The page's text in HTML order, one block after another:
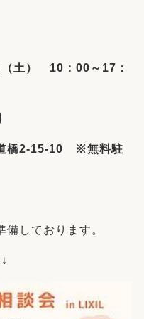
（土） 10：00～17：
2-15-10 ※無料駐
備しております。